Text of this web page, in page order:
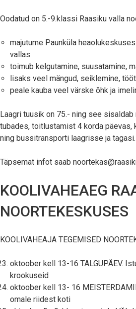
Oodatud on 5.-9.klassi Raasiku valla
majutume Paunküla
vallas
toimub kelgutamine, suusatamine,
lisaks veel mängud, seiklemine,
peale kauba veel värske õhk ja
Laagri tuusik on 75.- ning see sisaldab
tubades, toitlustamist 4 korda
ning bussitransporti laagrisse ja tagasi.
Täpsemat infot saab
KOOLIVAHEAEG
NOORTEKESKUSES
KOOLIVAHEAJA TEGEMISED
oktoober kell 13-16 TALGUPÄEV.
krookuseid
oktoober kell 13- 16
omale riidest koti